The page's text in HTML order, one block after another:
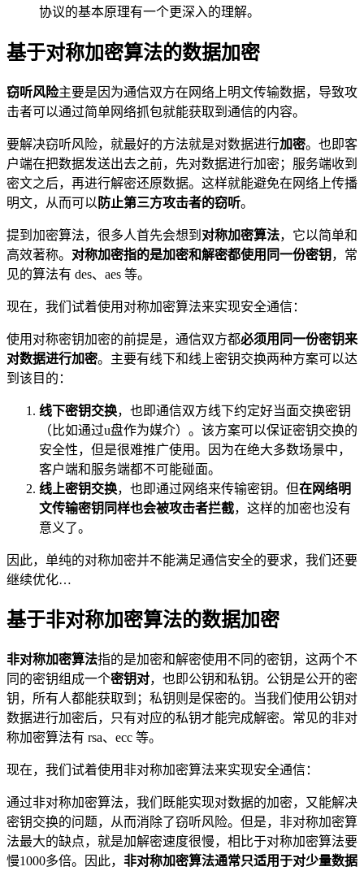
协议的基本原理有一个更深入的理解。
基于对称加密算法的数据加密
窃听风险主要是因为通信双方在网络上明文传输数据，导致攻
击者可以通过简单网络抓包就能获取到通信的内容。
要解决窃听风险，就最好的方法就是对数据进行加密。也即客
户端在把数据发送出去之前，先对数据进行加密；服务端收到
密文之后，再进行解密还原数据。这样就能避免在网络上传播
明文，从而可以 防止第三方攻击者的窃听。
提到加密算法，很多人首先会想到 对称加密算法，它以简单和
高效著称。 对称加密指的是加密和解密都使用同一份密钥 ，常
见的算法有 des、aes 等。
现在，我们试着使用对称加密算法来实现安全通信：
使用对称密钥加密的前提是，通信双方都必须用同一份密钥来
对数据进行加密。主要有线下和线上密钥交换两种方案可以达
到该目的：
线下密钥交换，也即通信双方线下约定好当面交换密钥
（比如通过u盘作为媒介）。该方案可以保证密钥交换的
安全性，但是很难推广使用。因为在绝大多数场景中，
客户端和服务端都不可能碰面。
线上密钥交换，也即通过网络来传输密钥。但在网络明
文传输密钥同样也会被攻击者拦截，这样的加密也没有
意义了。
因此，单纯的对称加密并不能满足通信安全的要求，我们还要
继续优化…
基于非对称加密算法的数据加密
非对称加密算法指的是加密和解密使用不同的密钥，这两个不
同的密钥组成一个密钥对，也即公钥和私钥。公钥是公开的密
钥，所有人都能获取到；私钥则是保密的。当我们使用公钥对
数据进行加密后，只有对应的私钥才能完成解密。常见的非对
称加密算法有 rsa、ecc 等。
现在，我们试着使用非对称加密算法来实现安全通信：
通过非对称加密算法，我们既能实现对数据的加密，又能解决
密钥交换的问题，从而消除了窃听风险。但是，非对称加密算
法最大的缺点，就是加解密速度很慢，相比于对称加密算法要
慢1000多倍。因此， 非对称加密算法通常只适用于对少量数据